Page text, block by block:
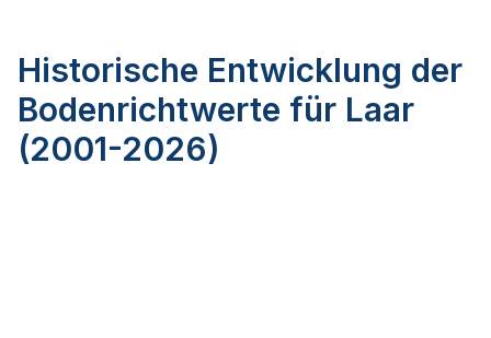
Historische Entwicklung der
Bodenrichtwerte für Laar
(2001-2026)